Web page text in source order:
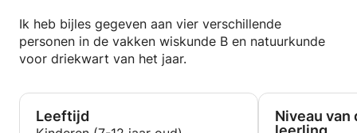
Ik heb bijles gegeven aan vier verschillende
personen in de vakken wiskunde B en natuurkunde
voor driekwart van het jaar.
Leeftijd
Niveau van